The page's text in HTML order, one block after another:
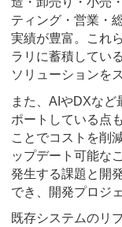
ティング・営業・
実績が豊富。これ
ラリに蓄積してい
ソリューションを
また、AIやDXな
ポートしている点
ことでコストを削
ップデート可能な
発生する課題と開
でき、開発プロジ
既存システムのリ